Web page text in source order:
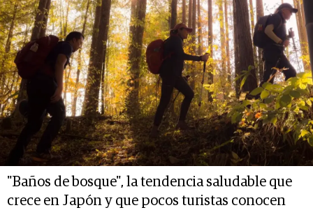
"Baños de bosque", la tendencia saludable que
crece en Japón y que pocos turistas conocen